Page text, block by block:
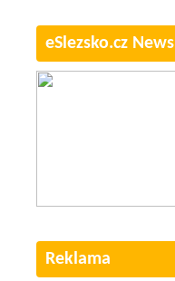
eSlezsko.cz News
Reklama